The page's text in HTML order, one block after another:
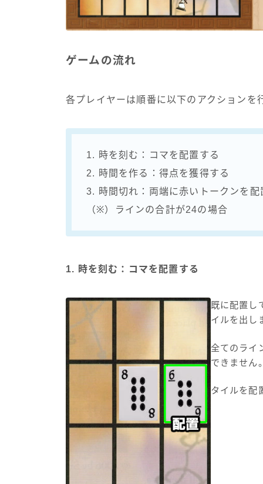
ゲームの流れ
各プレイヤーは順番に以下のアクションを
1. 時を刻む：コマを配置する
2. 時間を作る：得点を獲得する
3. 時間切れ：両端に赤いトークンを
（※）ラインの合計が24の場合
1. 時を刻む：コマを配置する
既に配置し
イルを出し
全てのライ
できません
タイルを配